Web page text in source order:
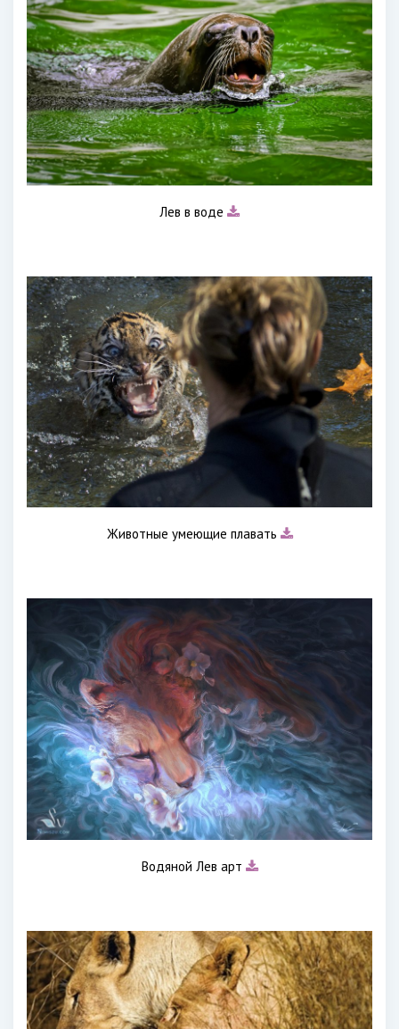
Лев в воде
Животные умеющие плавать
Водяной Лев арт